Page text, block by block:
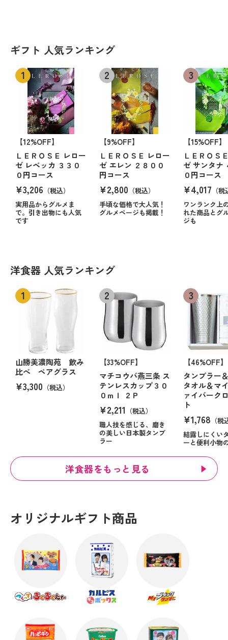
ギフト 人気ランキング
【12%OFF】
ＬＥＲＯＳＥ レロー
ゼ レベッカ ３３０
０円コース
¥3,206 （税込）
実用品からグルメま
で。引き出物にも人気
です
【9%OFF】
ＬＥＲＯＳＥ レロー
ゼ エレン ２８００
円コース
¥2,800 （税込）
手頃な価格で大人気！
グルメページも掲載！
【15%OFF】
ＬＥＲＯＳ
ゼ サンタナ
０円コース
¥4,017 （
ワンランク上
れた商品とグ
ジも
洋食器 人気ランキング
山勝美濃陶苑 飲み
比べ ペアグラス
¥3,300 （税込）
【33%OFF】
マチコウバ燕三条 ス
テンレスカップ３０
０ｍｌ ２Ｐ
¥2,211 （税込）
職人技を感じる、磨き
の美しい日本製タンブ
ラー
【46%OFF】
タンブラー
タオル＆マ
ァイバーク
ト
¥1,768 （税
結露しにくい
ーと便利小物
洋食器をもっと見る
オリジナルギフト商品